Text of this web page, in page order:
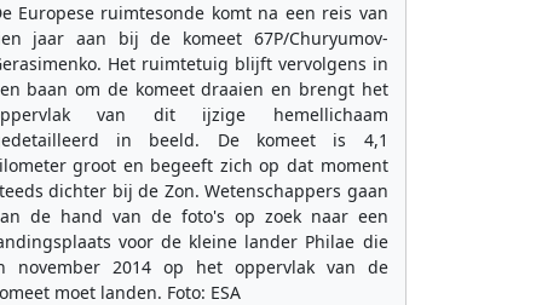
Europese ruimtesonde komt na een reis van
jaar aan bij de komeet 67P/Churyumov-
Het ruimtetuig blijft vervolgens in
baan om de komeet draaien en brengt het
van dit ijzige hemellichaam
in beeld. De komeet is 4,1
groot en begeeft zich op dat moment
dichter bij de Zon. Wetenschappers gaan
de hand van de foto's op zoek naar een
voor de kleine lander Philae die
november 2014 op het oppervlak van de
moet landen. Foto: ESA